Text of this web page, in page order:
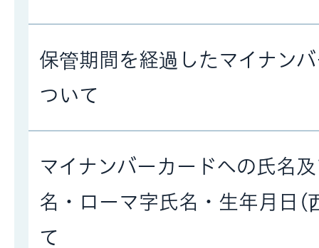
保管期間を経過したマイナン
ついて
マイナンバーカードへの氏名
名・ローマ字氏名・生年月日(
て